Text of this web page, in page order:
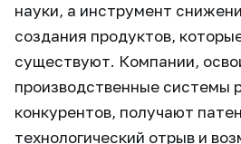
науки, а инструмент
создания продуктов,
существуют. Компании,
производственные системы
конкурентов, получают
технологический отрыв и